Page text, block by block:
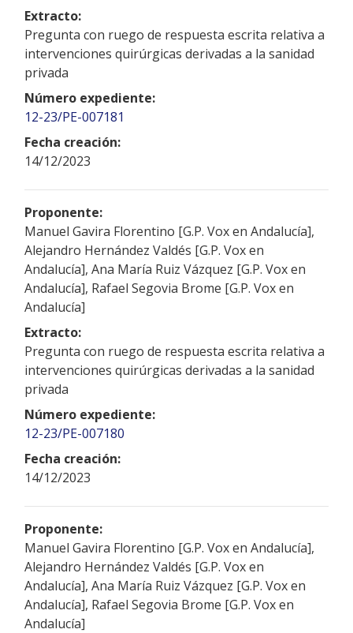
Extracto:
Pregunta con ruego de respuesta escrita relativa a
intervenciones quirúrgicas derivadas a la sanidad
privada
Número expediente:
12-23/PE-007181
Fecha creación:
14/12/2023
Proponente:
Manuel Gavira Florentino [G.P. Vox en Andalucía],
Alejandro Hernández Valdés [G.P. Vox en
Andalucía], Ana María Ruiz Vázquez [G.P. Vox en
Andalucía], Rafael Segovia Brome [G.P. Vox en
Andalucía]
Extracto:
Pregunta con ruego de respuesta escrita relativa a
intervenciones quirúrgicas derivadas a la sanidad
privada
Número expediente:
12-23/PE-007180
Fecha creación:
14/12/2023
Proponente:
Manuel Gavira Florentino [G.P. Vox en Andalucía],
Alejandro Hernández Valdés [G.P. Vox en
Andalucía], Ana María Ruiz Vázquez [G.P. Vox en
Andalucía], Rafael Segovia Brome [G.P. Vox en
Andalucía]